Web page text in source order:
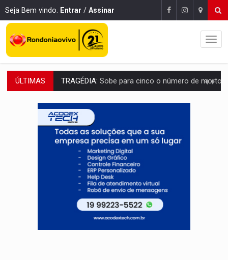
Seja Bem vindo. Entrar / Assinar
ÚLTIMAS TRANSPORTE DE ARROZ:MPF assegura cumprimento da legislação sobre transporte
DEEPFAKE:Sancionada lei contra violência sexual infantil na
COLEGIADO:
URGENTE:Colisão entre caminhão e carro deixa quatro mortos e um em
ENCONTRO:Amazônia Negra ganha projeção nacional com participação de
PREVISÃO:Porto Velho tem chances de chuvas isoladas nesta
SINDICATOS UNIDOS:Assembleia Geral delibera greve da educação